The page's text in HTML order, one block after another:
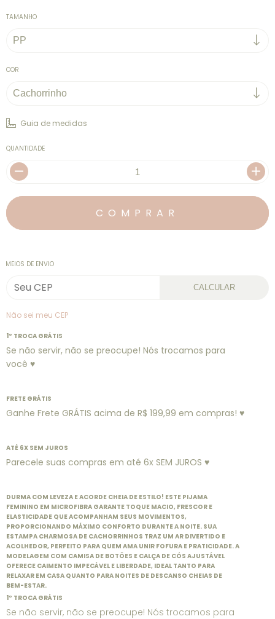
TAMANHO
COR
Guia de medidas
QUANTIDADE
MEIOS DE ENVIO
CALCULAR
Não sei meu CEP
1º TROCA GRÁTIS
Se não servir, não se preocupe! Nós trocamos para
você ♥
FRETE GRÁTIS
Ganhe Frete GRÁTIS acima de R$ 199,99 em compras! ♥
ATÉ 6X SEM JUROS
Parecele suas compras em até 6x SEM JUROS ♥
DURMA COM LEVEZA E ACORDE CHEIA DE ESTILO! ESTE PIJAMA
FEMININO EM MICROFIBRA GARANTE TOQUE MACIO, FRESCOR E
ELASTICIDADE QUE ACOMPANHAM SEUS MOVIMENTOS,
PROPORCIONANDO MÁXIMO CONFORTO DURANTE A NOITE. SUA
ESTAMPA CHARMOSA DE CACHORRINHOS TRAZ UM AR DIVERTIDO E
ACOLHEDOR, PERFEITO PARA QUEM AMA UNIR FOFURA E PRATICIDADE. A
MODELAGEM COM CAMISA DE BOTÕES E CALÇA DE CÓS AJUSTÁVEL
OFERECE CAIMENTO IMPECÁVEL E LIBERDADE, IDEAL TANTO PARA
RELAXAR EM CASA QUANTO PARA NOITES DE DESCANSO CHEIAS DE
BEM-ESTAR.
1º TROCA GRÁTIS
Se não servir, não se preocupe! Nós trocamos para